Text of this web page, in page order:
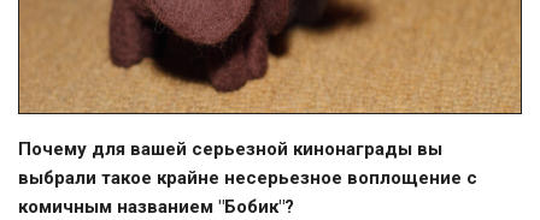
Почему для вашей серьезной кинонаграды вы
выбрали такое крайне несерьезное воплощение с
комичным названием "Бобик"?